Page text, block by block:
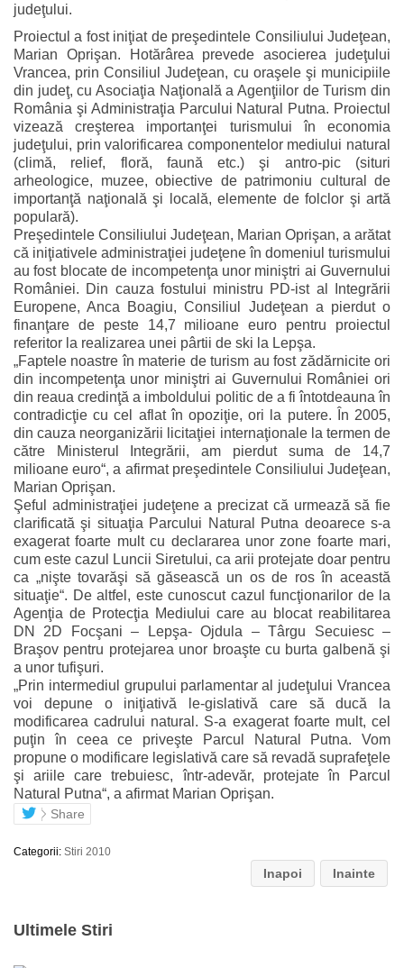
judeţului.
Proiectul a fost iniţiat de preşedintele Consiliului Judeţean,
Marian Oprişan. Hotărârea prevede asocierea judeţului
Vrancea, prin Consiliul Judeţean, cu oraşele şi municipiile
din judeţ, cu Asociaţia Naţională a Agenţiilor de Turism din
România şi Administraţia Parcului Natural Putna. Proiectul
vizează creşterea importanţei turismului în economia
judeţului, prin valorificarea componentelor mediului natural
(climă, relief, floră, faună etc.) şi antro-pic (situri
arheologice, muzee, obiective de patrimoniu cultural de
importanţă naţională şi locală, elemente de folclor şi artă
populară).
Preşedintele Consiliului Judeţean, Marian Oprişan, a arătat
că iniţiativele administraţiei judeţene în domeniul turismului
au fost blocate de incompetenţa unor miniştri ai Guvernului
României. Din cauza fostului ministru PD-ist al Integrării
Europene, Anca Boagiu, Consiliul Judeţean a pierdut o
finanţare de peste 14,7 milioane euro pentru proiectul
referitor la realizarea unei pârtii de ski la Lepşa.
„Faptele noastre în materie de turism au fost zădărnicite ori
din incompetenţa unor miniştri ai Guvernului României ori
din reaua credinţă a imboldului politic de a fi întotdeauna în
contradicţie cu cel aflat în opoziţie, ori la putere. În 2005,
din cauza neorganizării licitaţiei internaţionale la termen de
către Ministerul Integrării, am pierdut suma de 14,7
milioane euro“, a afirmat preşedintele Consiliului Judeţean,
Marian Oprişan.
Şeful administraţiei judeţene a precizat că urmează să fie
clarificată şi situaţia Parcului Natural Putna deoarece s-a
exagerat foarte mult cu declararea unor zone foarte mari,
cum este cazul Luncii Siretului, ca arii protejate doar pentru
ca „nişte tovarăşi să găsească un os de ros în această
situaţie“. De altfel, este cunoscut cazul funcţionarilor de la
Agenţia de Protecţia Mediului care au blocat reabilitarea
DN 2D Focşani – Lepşa- Ojdula – Târgu Secuiesc –
Braşov pentru protejarea unor broaşte cu burta galbenă şi
a unor tufişuri.
„Prin intermediul grupului parlamentar al judeţului Vrancea
voi depune o iniţiativă le-gislativă care să ducă la
modificarea cadrului natural. S-a exagerat foarte mult, cel
puţin în ceea ce priveşte Parcul Natural Putna. Vom
propune o modificare legislativă care să revadă suprafeţele
şi ariile care trebuiesc, într-adevăr, protejate în Parcul
Natural Putna“, a afirmat Marian Oprişan.
Share
Categorii: Stiri 2010
Inapoi Inainte
Ultimele Stiri